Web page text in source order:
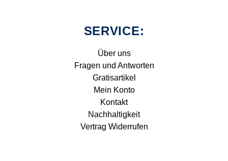
SERVICE:
Über uns
Fragen und Antworten
Gratisartikel
Mein Konto
Kontakt
Nachhaltigkeit
Vertrag Widerrufen